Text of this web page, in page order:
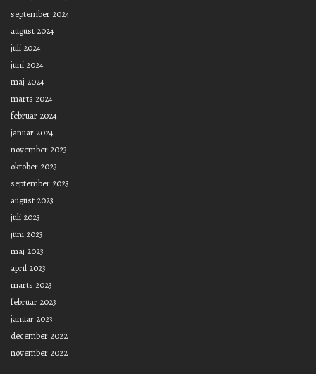
september 2024
august 2024
juli 2024
juni 2024
maj 2024
marts 2024
februar 2024
januar 2024
november 2023
oktober 2023
september 2023
august 2023
juli 2023
juni 2023
maj 2023
april 2023
marts 2023
februar 2023
januar 2023
december 2022
november 2022